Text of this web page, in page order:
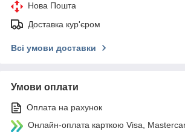
Нова Пошта
Доставка кур'єром
Всі умови доставки
Умови оплати
Оплата на рахунок
Онлайн-оплата карткою Visa,